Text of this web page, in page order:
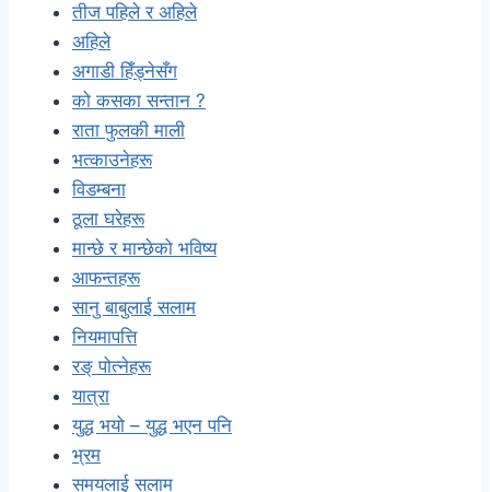
तीज पहिले र अहिले
अहिले
अगाडी हिँड्नेसँग
को कसका सन्तान ?
राता फुलकी माली
भत्काउनेहरू
विडम्बना
ठूला घरेहरू
मान्छे र मान्छेको भविष्य
आफन्तहरू
सानु बाबुलाई सलाम
नियमापत्ति
रङ् पोत्नेहरू
यात्रा
युद्ध भयो – युद्ध भएन पनि
भ्रम
समयलाई सलाम